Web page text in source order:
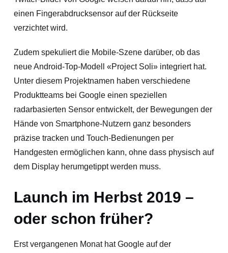
einen Fingerabdrucksensor auf der Rückseite
verzichtet wird.
Zudem spekuliert die Mobile-Szene darüber, ob das
neue Android-Top-Modell «Project Soli» integriert hat.
Unter diesem Projektnamen haben verschiedene
Produktteams bei Google einen speziellen
radarbasierten Sensor entwickelt, der Bewegungen der
Hände von Smartphone-Nutzern ganz besonders
präzise tracken und Touch-Bedienungen per
Handgesten ermöglichen kann, ohne dass physisch auf
dem Display herumgetippt werden muss.
Launch im Herbst 2019 –
oder schon früher?
Erst vergangenen Monat hat Google auf der